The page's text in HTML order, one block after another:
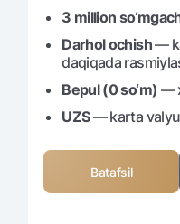
Ofis va bankomatlar
Shaxsiy ma'lumotlarni
Bizni ijtimoiy tarmoqlarda
+998 78 148-00-101344
3 million
Darhol ochish—
daqiqada
Bepul (0 so‘m) —
UZS— karta
Batafsil